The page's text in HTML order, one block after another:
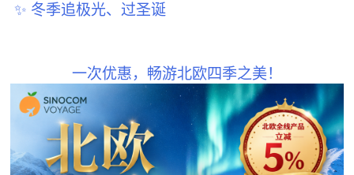
✨ 冬季追极光、过圣诞
一次优惠，畅游北欧四季之美！